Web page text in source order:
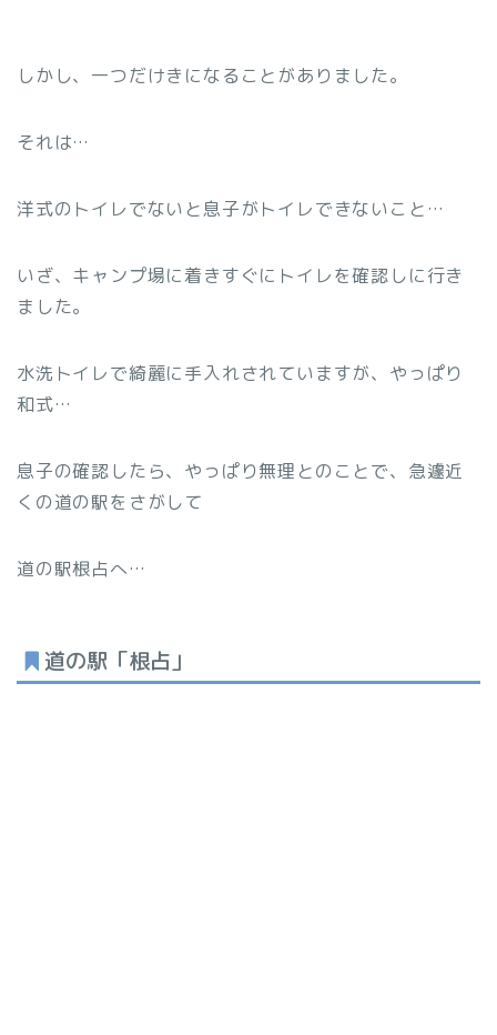
しかし、一つだけきになることがありました。
それは…
洋式のトイレでないと息子がトイレできないこと…
いざ、キャンプ場に着きすぐにトイレを確認しに行き
ました。
水洗トイレで綺麗に手入れされていますが、やっぱり
和式…
息子の確認したら、やっぱり無理とのことで、急遽近
くの道の駅をさがして
道の駅根占へ…
道の駅「根占」